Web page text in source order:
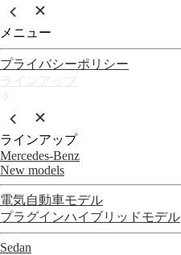
メニュー
プライバシーポリシー
ラインアップ
Mercedes-Benz
New models
電気自動車モデル
プラグインハイブリッドモデル
Sedan